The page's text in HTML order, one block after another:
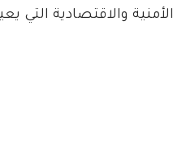
الأمنية والاقتصادية التي